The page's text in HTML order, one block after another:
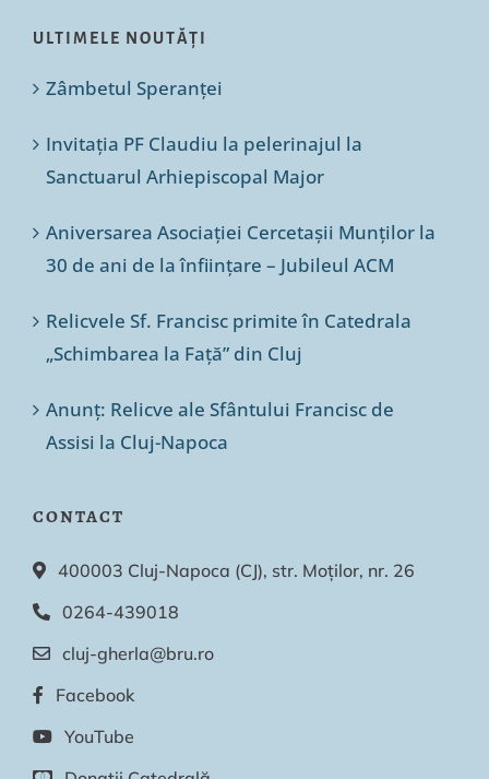
ULTIMELE NOUTĂȚI
Zâmbetul Speranței
Invitația PF Claudiu la pelerinajul la
Sanctuarul Arhiepiscopal Major
Aniversarea Asociației Cercetașii Munților la
30 de ani de la înființare – Jubileul ACM
Relicvele Sf. Francisc primite în Catedrala
„Schimbarea la Față” din Cluj
Anunț: Relicve ale Sfântului Francisc de
Assisi la Cluj-Napoca
CONTACT
400003 Cluj-Napoca (CJ), str. Moților, nr. 26
0264-439018
cluj-gherla@bru.ro
Facebook
YouTube